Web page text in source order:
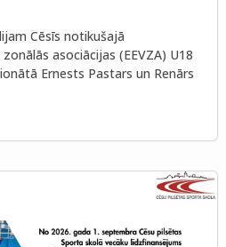
Cēsīs notikušajā
asociācijas (EEVZA) U18
Ernests Pastars un Renārs